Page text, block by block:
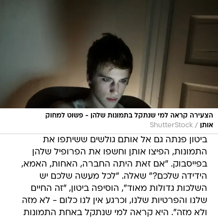
הצעירה קראה למי שנתקל בתמונות שלהן - פשוט למחוק
אותן
/
ShutterStock
ביטון פנתה גם אל אותם גולשים ששיתפו את
התמונות, הפיצו אותן וחשפו את הפרופיל שלהן
בפייסבוק. "אם זאת היתה החברה, האחות, האמא,
הידידה שלכם?" שאלה. "לכל מעשה שלכם יש
השלכות גדולות מאוד", הוסיפה ביטון, "זה החיים
שלנו והפרטיות שלנו, וכרגע אין לנו כלום - לא מזה
ולא מזה". היא קראה למי שנתקל באחת התמונות